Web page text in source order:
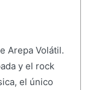
Arepa Volátil.
y el rock
el único